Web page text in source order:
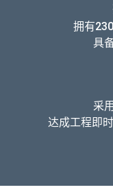
拥有
具
采
达成工程即